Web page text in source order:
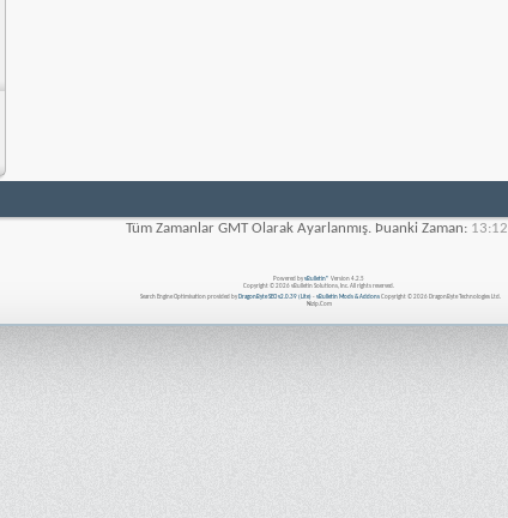
Tüm Zamanlar GMT Olarak Ayarlanmış. Þuanki Zaman: 13:12
Powered by vBulletin® Version 4.2.5
Copyright © 2026 vBulletin Solutions, Inc. All rights reserved.
Search Engine Optimisation provided by DragonByte SEO v2.0.39 (Lite)- vBulletin Mods & AddonsCopyright © 2026 DragonByte Technologies Ltd.
Nizip.Com